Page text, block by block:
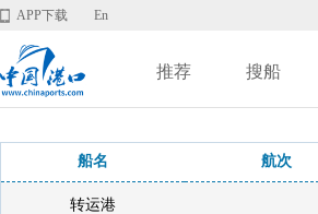
APP下载 En
推荐 搜船
船名 航次
转运港